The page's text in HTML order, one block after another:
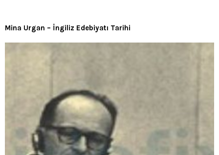
Mina Urgan – İngiliz Edebiyatı Tarihi